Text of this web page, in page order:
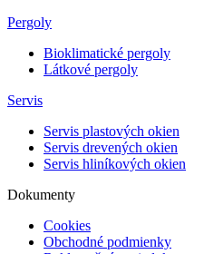
Pergoly
Bioklimatické pergoly
Látkové pergoly
Servis
Servis plastových okien
Servis drevených okien
Servis hliníkových okien
Dokumenty
Cookies
Obchodné podmienky